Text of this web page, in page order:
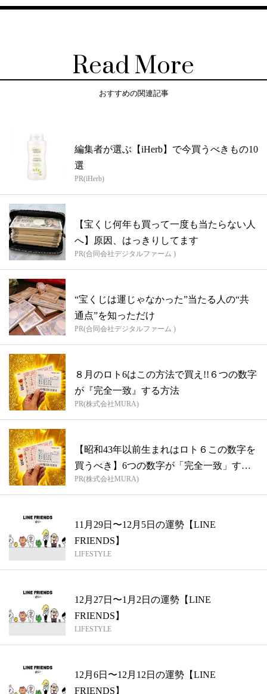
Read More
おすすめの関連記事
編集者が選ぶ【iHerb】で今買うべきもの10
選
PR(iHerb)
【宝くじ何年も買って一度も当たらない人
へ】原因、はっきりしてます
PR(合同会社デジタルファーム )
“宝くじは運じゃなかった”当たる人の“共
通点”を知っただけ
PR(合同会社デジタルファーム )
８月のロト6はこの方法で買え!!６つの数字
が『完全一致』する方法
PR(株式会社MURA)
【昭和43年以前生まれはロト６この数字を
買うべき】6つの数字が「完全一致」する
方...
PR(株式会社MURA)
11月29日〜12月5日の運勢【LINE
FRIENDS】
LIFESTYLE
12月27日〜1月2日の運勢【LINE
FRIENDS】
LIFESTYLE
12月6日〜12月12日の運勢【LINE
FRIENDS】